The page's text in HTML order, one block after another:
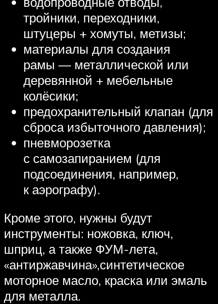
тройники, переходники,
штуцеры + хомуты, метизы;
материалы для создания
рамы — металлической или
деревянной + мебельные
колёсики;
предохранительный клапан (для
сброса избыточного давления);
пневморозетка
с самозапиранием (для
подсоединения, например,
к аэрографу).
Кроме этого, нужны будут
инструменты: ножовка, ключ,
шприц, а также ФУМ-лета,
«антиржавчина»,синтетическое
моторное масло, краска или эмаль
для металла.